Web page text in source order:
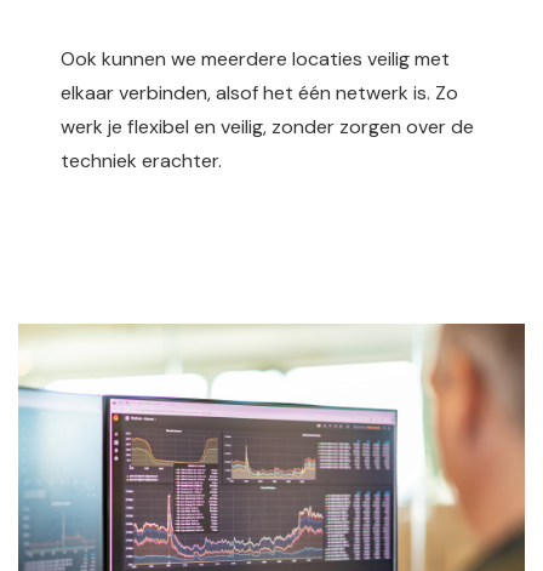
Ook kunnen we meerdere locaties veilig met
elkaar verbinden, alsof het één netwerk is. Zo
werk je flexibel en veilig, zonder zorgen over de
techniek erachter.